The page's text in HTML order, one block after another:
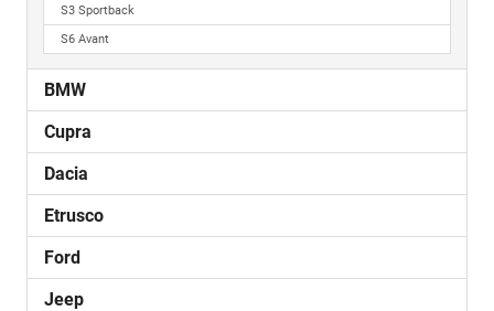
S3 Sportback
S6 Avant
BMW
Cupra
Dacia
Etrusco
Ford
Jeep